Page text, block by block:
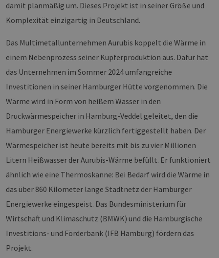
damit planmäßig um. Dieses Projekt ist in seiner Größe und
Komplexität einzigartig in Deutschland.
Das Multimetallunternehmen Aurubis koppelt die Wärme in
einem Nebenprozess seiner Kupferproduktion aus. Dafür hat
das Unternehmen im Sommer 2024 umfangreiche
Investitionen in seiner Hamburger Hütte vorgenommen. Die
Wärme wird in Form von heißem Wasser in den
Druckwärmespeicher in Hamburg-Veddel geleitet, den die
Hamburger Energiewerke kürzlich fertiggestellt haben. Der
Wärmespeicher ist heute bereits mit bis zu vier Millionen
Litern Heißwasser der Aurubis-Wärme befüllt. Er funktioniert
ähnlich wie eine Thermoskanne: Bei Bedarf wird die Wärme in
das über 860 Kilometer lange Stadtnetz der Hamburger
Energiewerke eingespeist. Das Bundesministerium für
Wirtschaft und Klimaschutz (BMWK) und die Hamburgische
Investitions- und Förderbank (IFB Hamburg) fördern das
Projekt.